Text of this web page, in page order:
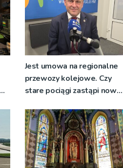
Jest umowa na regionalne
przewozy kolejowe. Czy
stare pociągi zastąpi nowy